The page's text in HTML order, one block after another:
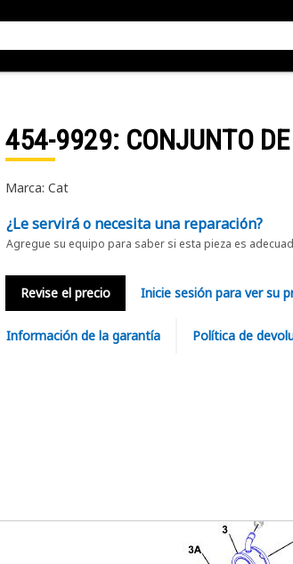
454-9929: CONJUNTO
Marca: Cat
¿Le servirá o necesita una reparación?
Agregue su equipo para saber si esta pieza es
Revise el precio Inicie sesión para ver su
Información de la garantía Política de